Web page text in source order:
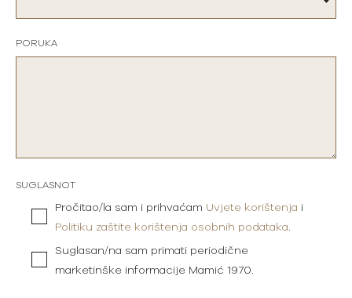
PORUKA
SUGLASNOT
Pročitao/la sam i prihvaćam Uvjete korištenja i
Politiku zaštite korištenja osobnih podataka.
Suglasan/na sam primati periodične
marketinške informacije Mamić 1970.